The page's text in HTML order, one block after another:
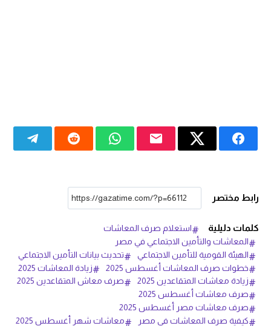
رابط مختصر
كلمات دليلية
استعلام صرف المعاشات
المعاشات والتأمين الاجتماعي في مصر
الهيئة القومية للتأمين الاجتماعي
تحديث بيانات التأمين الاجتماعي
خطوات صرف المعاشات أغسطس 2025
زيادة المعاشات 2025
زيادة معاشات المتقاعدين 2025
صرف معاش المتقاعدين 2025
صرف معاشات أغسطس 2025
صرف معاشات مصر أغسطس 2025
كيفية صرف المعاشات في مصر
معاشات شهر أغسطس 2025